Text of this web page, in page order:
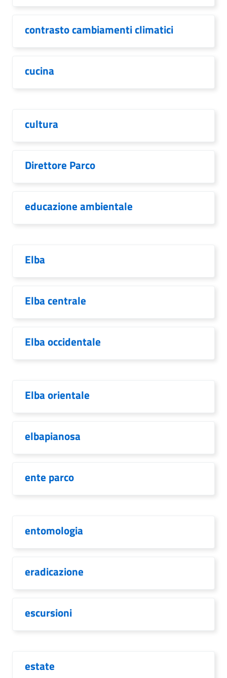
contrasto cambiamenti climatici
cucina
cultura
Direttore Parco
educazione ambientale
Elba
Elba centrale
Elba occidentale
Elba orientale
elbapianosa
ente parco
entomologia
eradicazione
escursioni
estate